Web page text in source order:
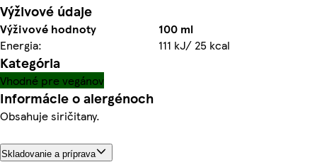
Výživové údaje
Výživové hodnoty
100 ml
Energia:
111 kJ/ 25 kcal
Kategória
Vhodné pre vegánov
Informácie o alergénoch
Obsahuje siričitany.
Skladovanie a príprava